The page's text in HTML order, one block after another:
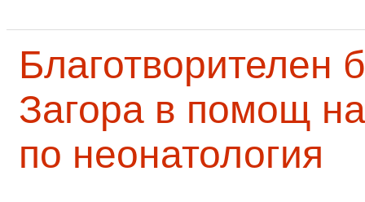
Благотворителен
Загора в помощ
по неонатология